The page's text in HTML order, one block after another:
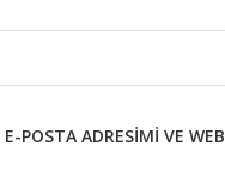
POSTA ADRESIMI VE WEB